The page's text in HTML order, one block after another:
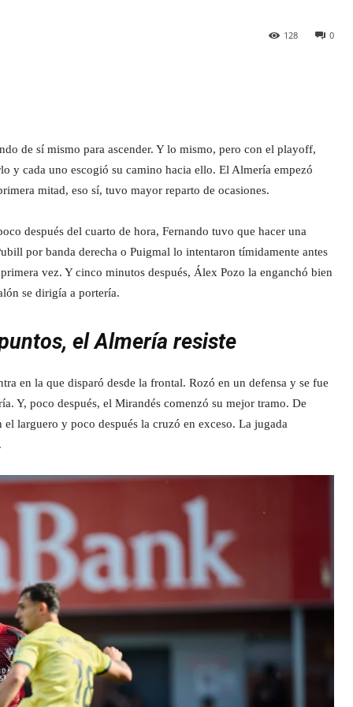
0
128
de sí mismo para ascender. Y lo mismo, pero con el playoff,
y cada uno escogió su camino hacia ello. El Almería empezó
mitad, eso sí, tuvo mayor reparto de ocasiones.
después del cuarto de hora, Fernando tuvo que hacer una
por banda derecha o Puigmal lo intentaron tímidamente antes
vez. Y cinco minutos después, Álex Pozo la enganchó bien
se dirigía a portería.
el Almería resiste
en la que disparó desde la frontal. Rozó en un defensa y se fue
Y, poco después, el Mirandés comenzó su mejor tramo. De
larguero y poco después la cruzó en exceso. La jugada